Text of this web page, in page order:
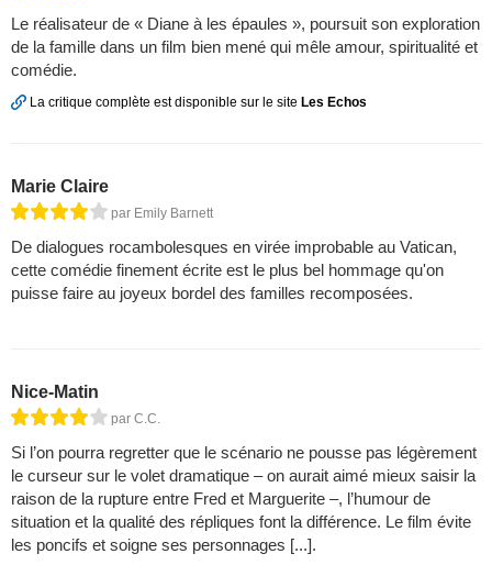
Le réalisateur de « Diane à les épaules », poursuit son exploration
de la famille dans un film bien mené qui mêle amour, spiritualité et
comédie.
La critique complète est disponible sur le site Les Echos
Marie Claire
par Emily Barnett
De dialogues rocambolesques en virée improbable au Vatican,
cette comédie finement écrite est le plus bel hommage qu'on
puisse faire au joyeux bordel des familles recomposées.
Nice-Matin
par C.C.
Si l’on pourra regretter que le scénario ne pousse pas légèrement
le curseur sur le volet dramatique – on aurait aimé mieux saisir la
raison de la rupture entre Fred et Marguerite –, l’humour de
situation et la qualité des répliques font la différence. Le film évite
les poncifs et soigne ses personnages [...].